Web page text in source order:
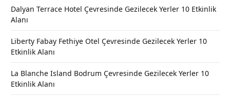
Dalyan Terrace Hotel Çevresinde Gezilecek Yerler 10 Etkinlik
Alanı
Liberty Fabay Fethiye Otel Çevresinde Gezilecek Yerler 10
Etkinlik Alanı
La Blanche Island Bodrum Çevresinde Gezilecek Yerler 10
Etkinlik Alanı